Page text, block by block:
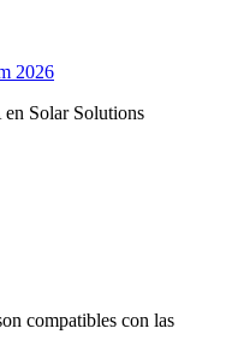
2026
Solar Solutions
compatibles con las